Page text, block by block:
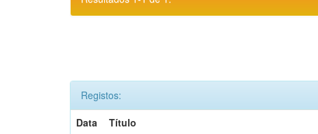
Registos:
Data
Título